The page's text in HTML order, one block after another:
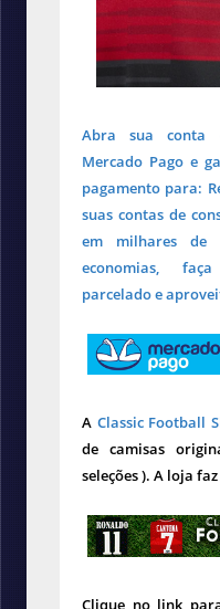
Abra sua conta
Mercado Pago e
pagamento para:
suas contas de
em milhares de
economias,
parcelado e
A Classic Football
de camisas
seleções ). A loja
Clique no link